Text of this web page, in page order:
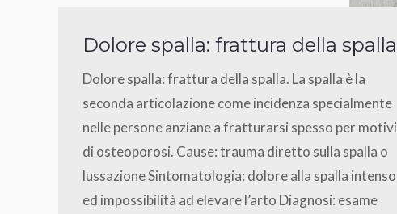
Dolore spalla: frattura della spalla
Dolore spalla: frattura della spalla. La spalla è la
seconda articolazione come incidenza specialmente
nelle persone anziane a fratturarsi spesso per motivi
di osteoporosi. Cause: trauma diretto sulla spalla o
lussazione Sintomatologia: dolore alla spalla intenso
ed impossibilità ad elevare l’arto Diagnosi: esame